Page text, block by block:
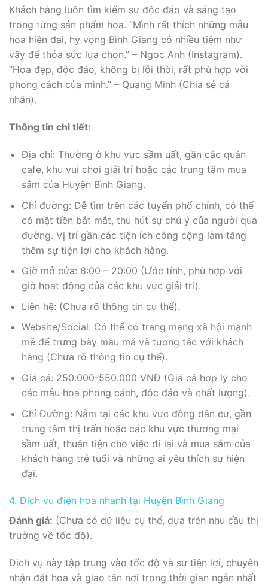
Khách hàng luôn tìm kiếm sự độc đáo và sáng tạo
trong từng sản phẩm hoa. “Mình rất thích những mẫu
hoa hiện đại, hy vọng Bình Giang có nhiều tiệm như
vậy để thỏa sức lựa chọn.” – Ngọc Anh (Instagram).
“Hoa đẹp, độc đáo, không bị lỗi thời, rất phù hợp với
phong cách của mình.” – Quang Minh (Chia sẻ cá
nhân).
Thông tin chi tiết:
Địa chỉ: Thường ở khu vực sầm uất, gần các quán
cafe, khu vui chơi giải trí hoặc các trung tâm mua
sắm của Huyện Bình Giang.
Chỉ đường: Dễ tìm trên các tuyến phố chính, có thể
có mặt tiền bắt mắt, thu hút sự chú ý của người qua
đường. Vị trí gần các tiện ích công cộng làm tăng
thêm sự tiện lợi cho khách hàng.
Giờ mở cửa: 8:00 – 20:00 (Ước tính, phù hợp với
giờ hoạt động của các khu vực giải trí).
Liên hệ: (Chưa rõ thông tin cụ thể).
Website/Social: Có thể có trang mạng xã hội mạnh
mẽ để trưng bày mẫu mã và tương tác với khách
hàng (Chưa rõ thông tin cụ thể).
Giá cả: 250.000-550.000 VNĐ (Giá cả hợp lý cho
các mẫu hoa phong cách, độc đáo và chất lượng).
Chỉ Đường: Nằm tại các khu vực đông dân cư, gần
trung tâm thị trấn hoặc các khu vực thương mại
sầm uất, thuận tiện cho việc đi lại và mua sắm của
khách hàng trẻ tuổi và những ai yêu thích sự hiện
đại.
4. Dịch vụ điện hoa nhanh tại Huyện Bình Giang
Đánh giá: (Chưa có dữ liệu cụ thể, dựa trên nhu cầu thị
trường về tốc độ).
Dịch vụ này tập trung vào tốc độ và sự tiện lợi, chuyên
nhận đặt hoa và giao tận nơi trong thời gian ngắn nhất